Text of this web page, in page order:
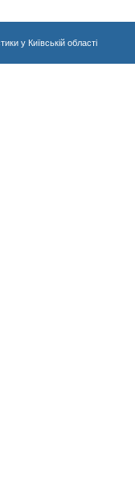
у Київській області